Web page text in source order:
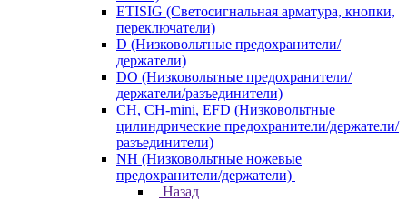
ETISIG (Светосигнальная арматура, кнопки,
переключатели)
D (Низковольтные предохранители/
держатели)
DO (Низковольтные предохранители/
держатели/разъединители)
CH, CH-mini, EFD (Низковольтные
цилиндрические предохранители/держатели/
разъединители)
NH (Низковольтные ножевые
предохранители/держатели)
Назад